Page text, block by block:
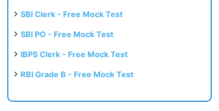
SBI Clerk - Free Mock Test
SBI PO - Free Mock Test
IBPS Clerk - Free Mock Test
RBI Grade B - Free Mock Test